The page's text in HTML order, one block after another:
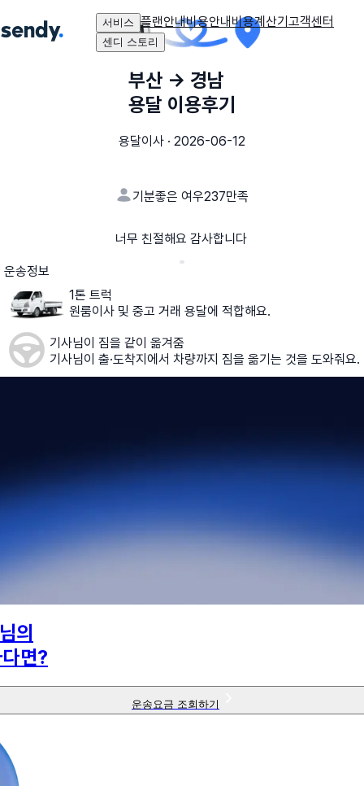
서비스 플랜안내비용안내비용계산기고객센터
센디 스토리
부산 → 경남
용달 이용후기
용달이사 · 2026-06-12
기분좋은 여우237만족
너무 친절해요 감사합니다
운송정보
1톤 트럭
원룸이사 및 중고 거래 용달에 적합해요.
기사님이 짐을 같이 옮겨줌
기사님이 출·도착지에서 차량까지 짐을 옮기는 것을 도와줘요.
님의
면?
운송요금 조회하기